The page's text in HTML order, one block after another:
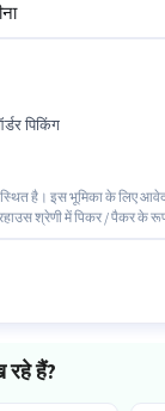
पिकिंग
है। इस भूमिका के लिए
श्रेणी में पिकर / पैकर के
रहे हैं?